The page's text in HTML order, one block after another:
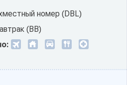
номер (DBL)
(BB)